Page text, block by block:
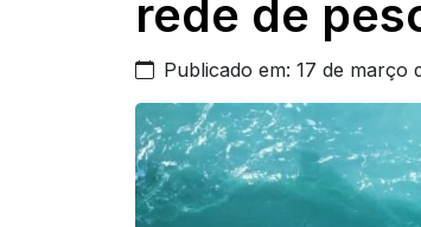
rede de
Publicado em: 17 de março